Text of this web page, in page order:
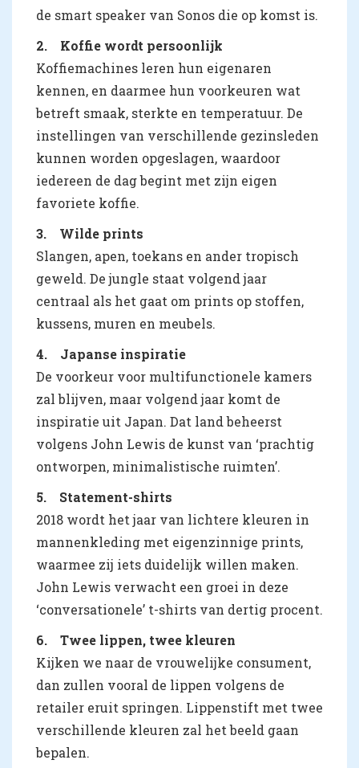
de smart speaker van Sonos die op komst is.
2. Koffie wordt persoonlijk
Koffiemachines leren hun eigenaren
kennen, en daarmee hun voorkeuren wat
betreft smaak, sterkte en temperatuur. De
instellingen van verschillende gezinsleden
kunnen worden opgeslagen, waardoor
iedereen de dag begint met zijn eigen
favoriete koffie.
3. Wilde prints
Slangen, apen, toekans en ander tropisch
geweld. De jungle staat volgend jaar
centraal als het gaat om prints op stoffen,
kussens, muren en meubels.
4. Japanse inspiratie
De voorkeur voor multifunctionele kamers
zal blijven, maar volgend jaar komt de
inspiratie uit Japan. Dat land beheerst
volgens John Lewis de kunst van ‘prachtig
ontworpen, minimalistische ruimten’.
5. Statement-shirts
2018 wordt het jaar van lichtere kleuren in
mannenkleding met eigenzinnige prints,
waarmee zij iets duidelijk willen maken.
John Lewis verwacht een groei in deze
‘conversationele’ t-shirts van dertig procent.
6. Twee lippen, twee kleuren
Kijken we naar de vrouwelijke consument,
dan zullen vooral de lippen volgens de
retailer eruit springen. Lippenstift met twee
verschillende kleuren zal het beeld gaan
bepalen.